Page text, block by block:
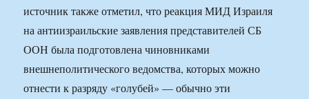
источник также отметил, что реакция МИД Израиля
на антиизраильские заявления представителей СБ
ООН была подготовлена чиновниками
внешнеполитического ведомства, которых можно
отнести к разряду «голубей» — обычно эти